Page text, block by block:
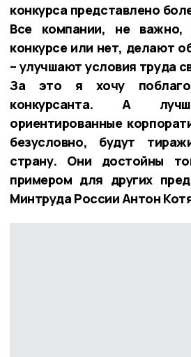
конкурса представлено
Все компании, не
конкурсе или нет, делают
– улучшают условия труда
За это я хочу
конкурсанта. А
ориентированные
безусловно, будут
страну. Они достойны
примером для других
Минтруда России Антон